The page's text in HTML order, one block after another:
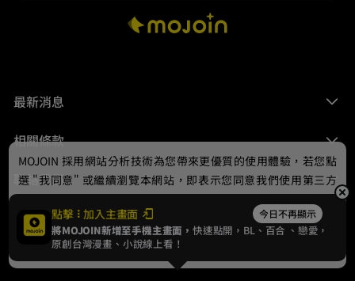
最新消息
相關條款
聯絡我們
© 2024 gamania Digital Entertainment Co., Ltd.
點擊 加入主畫面 今日不再顯示
將MOJOIN新增至手機主畫面，快速點開，BL、 百合 、戀愛，
原創台灣漫畫、小說線上看！
MOJOIN 採用網站分析技術為您帶來更優質的使用體驗，若您點
選 "我同意" 或繼續瀏覽本網站，即表示您同意我們使用第三方
Cookie，欲瞭解更多資訊請見隱私權政策。
我同意